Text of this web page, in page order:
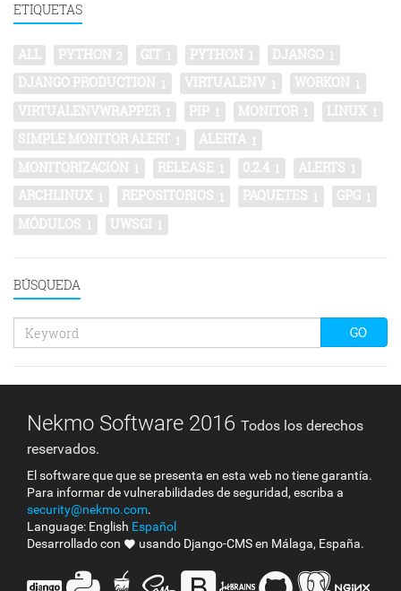
ETIQUETAS
ALL PYTHON 2 GIT 1 PYTHON 1 DJANGO 1
DJANGO PRODUCTION 1 VIRTUALENV 1 WORKON 1
VIRTUALENVWRAPPER 1 PIP 1 MONITOR 1 LINUX 1
SIMPLE MONITOR ALERT 1 ALERTA 1
MONITORIZACIÓN 1 RELEASE 1 0.2.4 1 ALERTS 1
ARCHLINUX 1 REPOSITORIOS 1 PAQUETES 1 GPG 1
MÓDULOS 1 UWSGI 1
BÚSQUEDA
Keyword
search
GO
Nekmo Software 2016 Todos los derechos
reservados.
El software que que se presenta en esta web no tiene garantía.
Para informar de vulnerabilidades de seguridad, escriba a
security@nekmo.com.
Language: English Español
Desarrollado con
usando Django-CMSen Málaga, España.